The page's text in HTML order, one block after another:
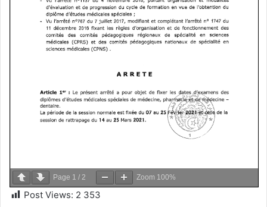
Page 1 / 2 Zoom 100%
Post Views: 2 353